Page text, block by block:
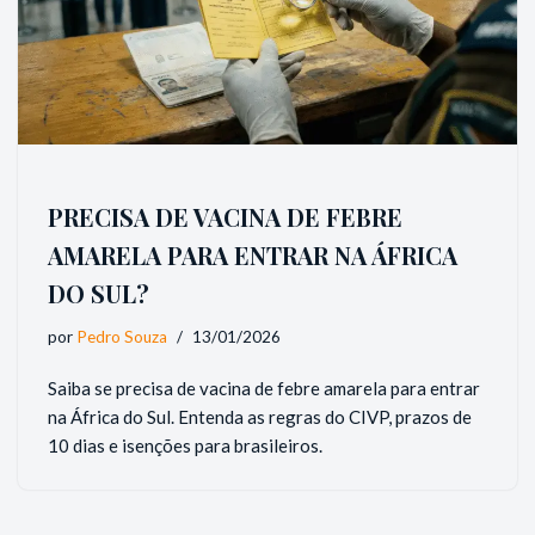
PRECISA DE VACINA DE FEBRE
AMARELA PARA ENTRAR NA ÁFRICA
DO SUL?
por Pedro Souza 13/01/2026
Saiba se precisa de vacina de febre amarela para entrar
na África do Sul. Entenda as regras do CIVP, prazos de
10 dias e isenções para brasileiros.